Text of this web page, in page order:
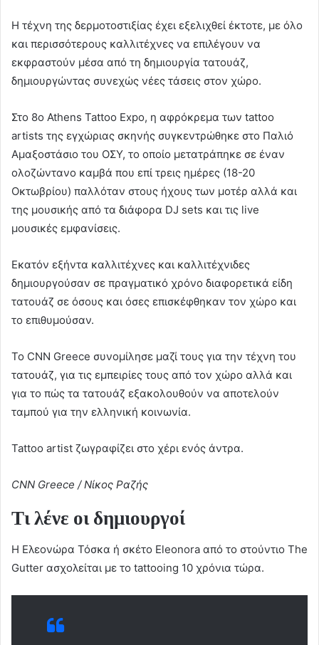
Η τέχνη της δερμοτοστιξίας έχει εξελιχθεί έκτοτε, με όλο
και περισσότερους καλλιτέχνες να επιλέγουν να
εκφραστούν μέσα από τη δημιουργία τατουάζ,
δημιουργώντας συνεχώς νέες τάσεις στον χώρο.
Στο 8o Athens Tattoo Expo, η αφρόκρεμα των tattoo
artists της εγχώριας σκηνής συγκεντρώθηκε στο Παλιό
Αμαξοστάσιο του ΟΣΥ, το οποίο μετατράπηκε σε έναν
ολοζώντανο καμβά που επί τρεις ημέρες (18-20
Οκτωβρίου) παλλόταν στους ήχους των μοτέρ αλλά και
της μουσικής από τα διάφορα DJ sets και τις live
μουσικές εμφανίσεις.
Εκατόν εξήντα καλλιτέχνες και καλλιτέχνιδες
δημιουργούσαν σε πραγματικό χρόνο διαφορετικά είδη
τατουάζ σε όσους και όσες επισκέφθηκαν τον χώρο και
το επιθυμούσαν.
Το CNN Greece συνομίλησε μαζί τους για την τέχνη του
τατουάζ, για τις εμπειρίες τους από τον χώρο αλλά και
για το πώς τα τατουάζ εξακολουθούν να αποτελούν
ταμπού για την ελληνική κοινωνία.
Tattoo artist ζωγραφίζει στο χέρι ενός άντρα.
CNN Greece / Νίκος Ραζής
Τι λένε οι δημιουργοί
Η Ελεονώρα Τόσκα ή σκέτο Eleonora από το στούντιο The
Gutter ασχολείται με το tattooing 10 χρόνια τώρα.